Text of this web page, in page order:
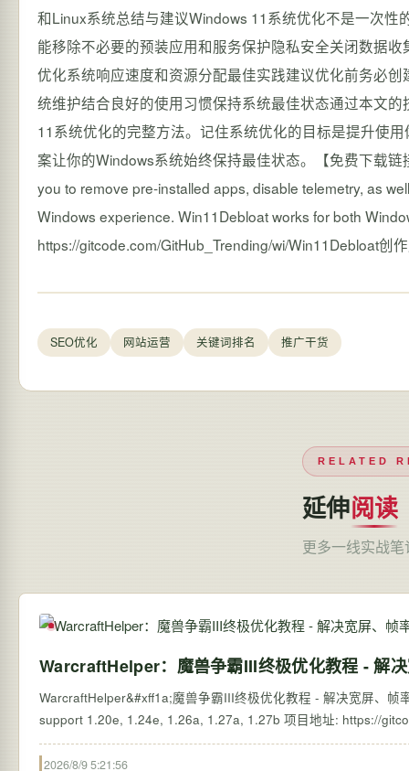
和Linux系统总结与建议Windows 11系统优化不是一次
能移除不必要的预装应用和服务保护隐私安全关闭数据
优化系统响应速度和资源分配最佳实践建议优化前务必
统维护结合良好的使用习惯保持系统最佳状态通过本文
11系统优化的完整方法。记住系统优化的目标是提升使
案让你的Windows系统始终保持最佳状态。【免费下载链
you to remove pre-installed apps, disable telemetry, as
Windows experience. Win11Debloat works for both
https://gitcode.com/GitHub_Trending/wi/Win11Debloat
SEO优化 网站运营 关键词排名 推广干货
RELATED
延伸阅读
更多一线实战
WarcraftHelper：魔兽争霸III终极优化教程 - 解
WarcraftHelper&#xff1a;魔兽争霸III终极优化教程 - 解决宽屏、
2026/8/9 5:21:56